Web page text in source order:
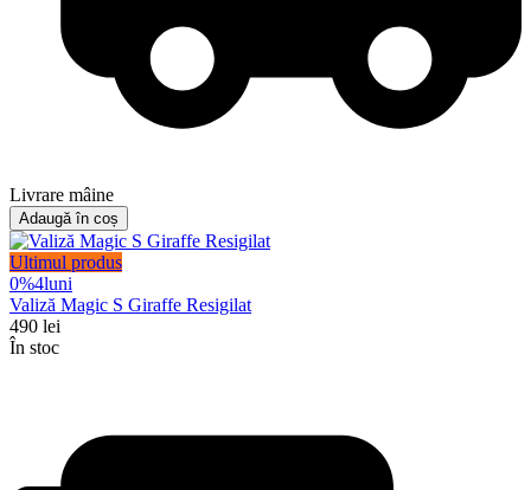
Livrare mâine
Adaugă în coș
Ultimul produs
0%4luni
Valiză Magic S Giraffe Resigilat
490 lei
În stoc